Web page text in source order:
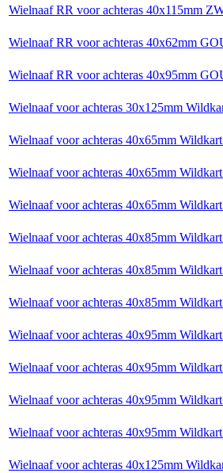
Wielnaaf RR voor achteras 40x115mm
Wielnaaf RR voor achteras 40x62mm
Wielnaaf RR voor achteras 40x95mm
Wielnaaf voor achteras 30x125mm
Wielnaaf voor achteras 40x65mm
Wielnaaf voor achteras 40x65mm
Wielnaaf voor achteras 40x65mm
Wielnaaf voor achteras 40x85mm
Wielnaaf voor achteras 40x85mm
Wielnaaf voor achteras 40x85mm
Wielnaaf voor achteras 40x95mm
Wielnaaf voor achteras 40x95mm
Wielnaaf voor achteras 40x95mm
Wielnaaf voor achteras 40x95mm
Wielnaaf voor achteras 40x125mm